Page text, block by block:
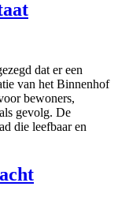
dat er een
van het Binnenhof
bewoners,
gevolg. De
die leefbaar en